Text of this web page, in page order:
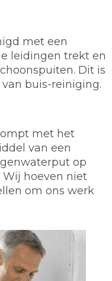
met een
leidingen trekt en
Dit is
buis-reiniging.
met het
van een
op
hoeven niet
om ons werk